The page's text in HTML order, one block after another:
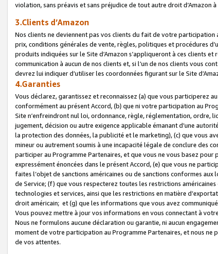
violation, sans préavis et sans préjudice de tout autre droit
3.Clients d’Amazon
Nos clients ne deviennent pas vos clients du fait de votre
prix, conditions générales de vente, règles, politiques et procédures
produits indiquées sur le Site d’Amazon s’appliqueront à ces clients
communication à aucun de nos clients et, si l’un de nos clients vous
devrez lui indiquer d’utiliser les coordonnées figurant sur le Site
4.Garanties
Vous déclarez, garantissez et reconnaissez (a) que vous participerez
conformément au présent Accord, (b) que ni votre participation au
Site n’enfreindront nul loi, ordonnance, règle, réglementation, ordre,
jugement, décision ou autre exigence applicable émanant d’une
la protection des données, la publicité et le marketing), (c) que vous
mineur ou autrement soumis à une incapacité légale de conclure des
participer au Programme Partenaires, et que vous ne vous basez
expressément énoncées dans le présent Accord, (e) que vous ne
faites l’objet de sanctions américaines ou de sanctions conformes
de Service; (f) que vous respecterez toutes les restrictions
technologies et services, ainsi que les restrictions en matière
droit américain; et (g) que les informations que vous avez
Vous pouvez mettre à jour vos informations en vous connectant à
Nous ne formulons aucune déclaration ou garantie, ni aucun
moment de votre participation au Programme Partenaires, et nous
de vos attentes.